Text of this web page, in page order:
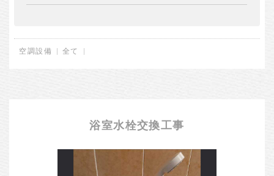
空調設備 全て
浴室水栓交換工事